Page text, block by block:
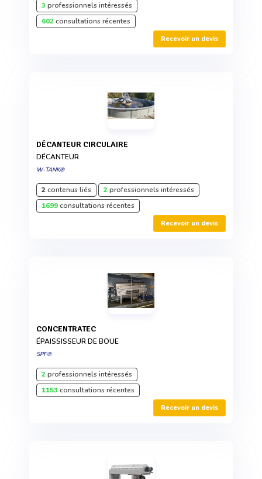
3 professionnels intéressés
602consultations récentes
Recevoir un devis
DÉCANTEUR CIRCULAIRE
DÉCANTEUR
W-TANK®
2contenus liés 2professionnels intéressés
1699consultations récentes
Recevoir un devis
CONCENTRATEC
ÉPAISSISSEUR DE BOUE
SPF®
2professionnels intéressés
1153 consultations récentes
Recevoir un devis